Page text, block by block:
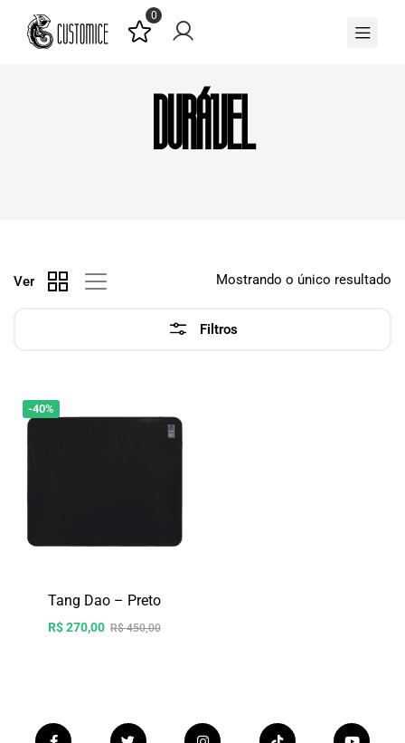
0
Durável
Filtros
Mostrando o único resultado
Ver
-40%
Tang Dao – Preto
R$270,00 R$450,00